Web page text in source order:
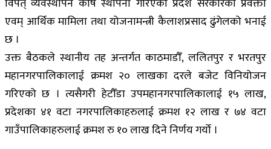
एवम् आर्थिक मामिला तथा योजनामन्त्री कैलाशप्रसाद ढुंगेलको भनाई
छ ।
उक्त बैठकले स्थानीय तह अन्तर्गत काठमाडौँ, ललितपुर र भरतपुर
महानगरपालिकालाई क्रमश २० लाखका दरले बजेट विनियोजन
गरिएको छ । त्यसैगरी हेटौँडा उपमहानगरपालिकालाई १५ लाख,
प्रदेशका ४१ वटा नगरपालिकाहरुलाई क्रमश १२ लाख र ७४ वटा
गाउँपालिकाहरुलाई क्रमश रु १० लाख दिने निर्णय गर्यो ।